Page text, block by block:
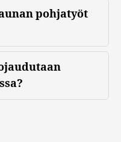
pohjatyöt